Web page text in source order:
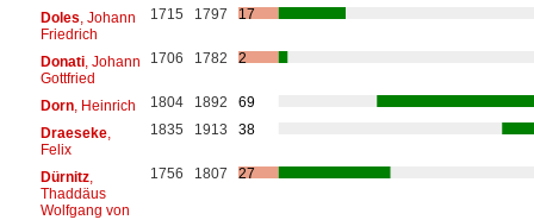
Doles , Johann
Friedrich
1715 1797 17
Donati, Johann
Gottfried
1706 1782 2
Dorn, Heinrich 1804 1892
69
Draeseke,
Felix
1835 1913 38
Dürnitz,
Thaddäus
Wolfgang von
1756 1807 27